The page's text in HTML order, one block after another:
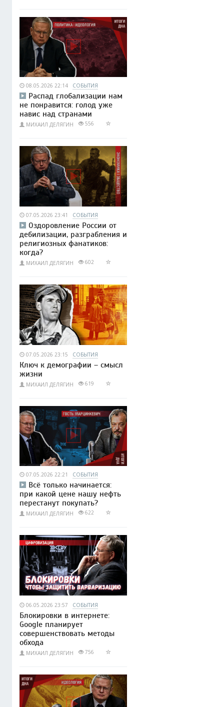
08.05.2026 22:14 СОБЫТИЯ
Распад глобализации нам
не понравится: голод уже
навис над странами
МИХАИЛ ДЕЛЯГИН 556
07.05.2026 23:41 СОБЫТИЯ
Оздоровление России от
дебилизации, разграбления и
религиозных фанатиков:
когда?
МИХАИЛ ДЕЛЯГИН 602
07.05.2026 23:15 СОБЫТИЯ
Ключ к демографии – смысл
жизни
МИХАИЛ ДЕЛЯГИН 619
07.05.2026 22:21 СОБЫТИЯ
Всё только начинается:
при какой цене нашу нефть
перестанут покупать?
МИХАИЛ ДЕЛЯГИН 622
06.05.2026 23:57 СОБЫТИЯ
Блокировки в интернете:
Google планирует
совершенствовать методы
обхода
МИХАИЛ ДЕЛЯГИН 756